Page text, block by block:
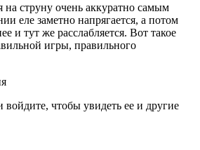
струну очень аккуратно самым
еле заметно напрягается, а потом
и тут же расслабляется. Вот такое
игры, правильного
войдите, чтобы увидеть ее и другие